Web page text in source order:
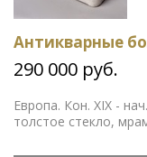
Антикварные
290 000 руб.
Европа. Кон. XIX -
толстое стекло,